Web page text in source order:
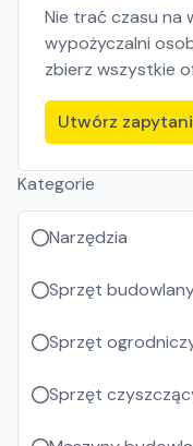
Nie trać czasu na
wypożyczalni
zbierz wszystkie
Utwórz
Kategorie
Narzędzia
Sprzęt
Sprzęt
Sprzęt